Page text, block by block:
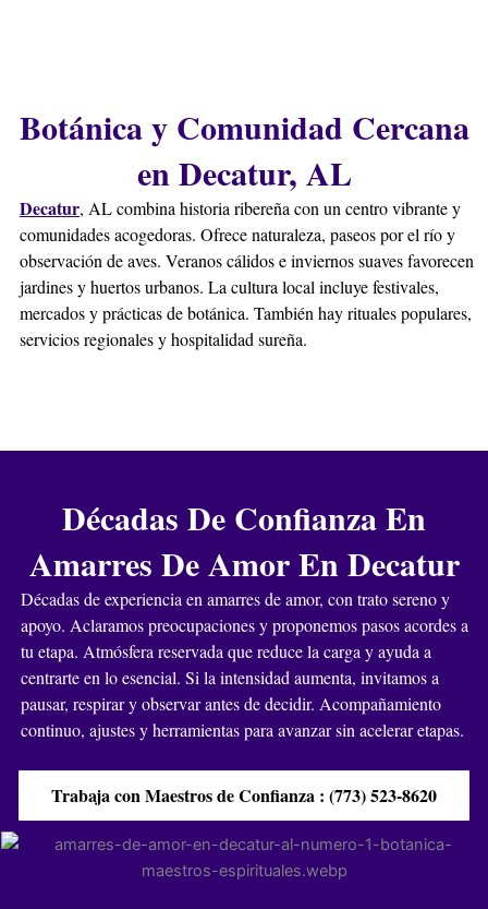
Botánica y Comunidad Cercana
en Decatur, AL
Decatur, AL combina historia ribereña con un centro vibrante y
comunidades acogedoras. Ofrece naturaleza, paseos por el río y
observación de aves. Veranos cálidos e inviernos suaves favorecen
jardines y huertos urbanos. La cultura local incluye festivales,
mercados y prácticas de botánica. También hay rituales populares,
servicios regionales y hospitalidad sureña.
Décadas De Confianza En
Amarres De Amor En Decatur
Décadas de experiencia en amarres de amor, con trato sereno y
apoyo. Aclaramos preocupaciones y proponemos pasos acordes a
tu etapa. Atmósfera reservada que reduce la carga y ayuda a
centrarte en lo esencial. Si la intensidad aumenta, invitamos a
pausar, respirar y observar antes de decidir. Acompañamiento
continuo, ajustes y herramientas para avanzar sin acelerar etapas.
Trabaja con Maestros de Confianza : (773) 523-8620